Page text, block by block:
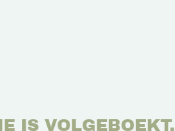
IS VOLGEBOEKT.